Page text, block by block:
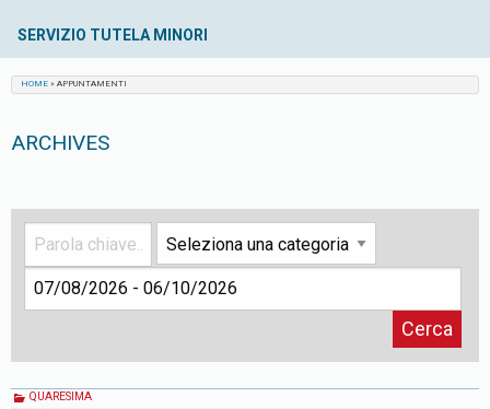
SERVIZIO TUTELA MINORI
HOME » APPUNTAMENTI
ARCHIVES
Cerca
QUARESIMA